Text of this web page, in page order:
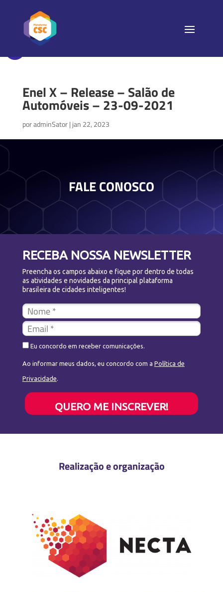
Enel X – Release – Salão de
Automóveis – 23-09-2021
poradminSator| jan 22, 2023
FALE CONOSCO
RECEBA NOSSA NEWSLETTER
Preencha os campos abaixo e fique por dentro de todas
as atividades e novidades da principal plataforma
brasileira de cidades inteligentes!
Eu concordo em receber comunicações.
Ao informar meus dados, eu concordo com a Política de
Privacidade.
QUERO ME INSCREVER!
Realização e organização